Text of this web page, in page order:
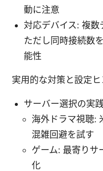
動に注意
対応デバイス: 複数
ただし同時接続数
能性
実用的な対策と設定ヒ
サーバー選択の実
海外ドラマ視聴:
混雑回避を試す
ゲーム: 最寄りサ
化